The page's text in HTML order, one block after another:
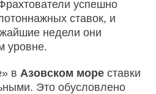
успешно
ставок, и
недели они
уровне.
в Азовском море ставки
Это обусловлено